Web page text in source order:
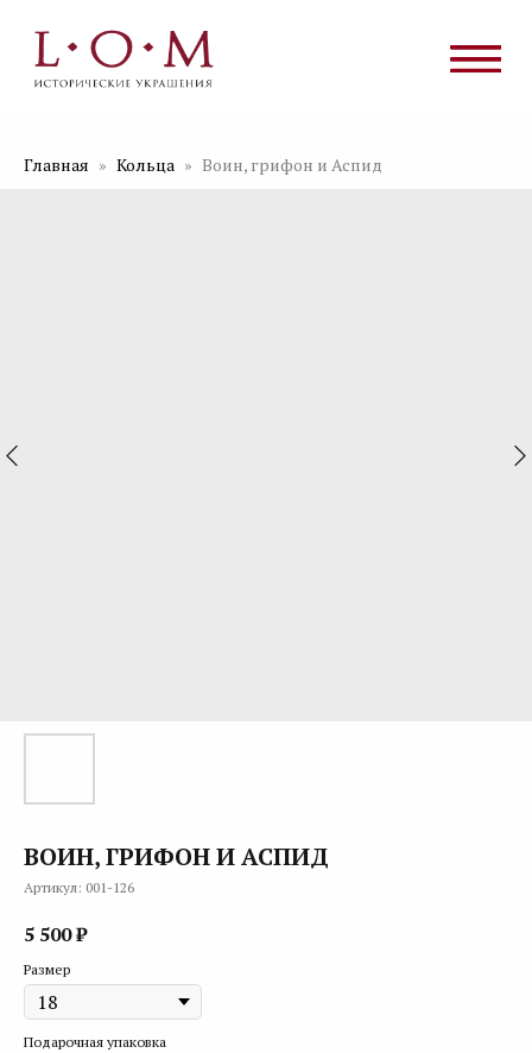
Главная Кольца Воин, грифон и Аспид
ВОИН, ГРИФОН И АСПИД
Артикул: 001-126
5 500₽
Размер
Подарочная упаковка